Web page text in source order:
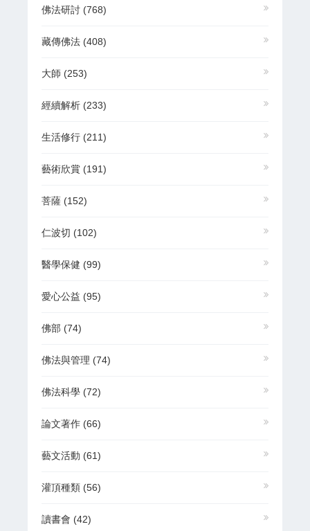
佛法研討 (768)
藏傳佛法 (408)
大師 (253)
經續解析 (233)
生活修行 (211)
藝術欣賞 (191)
菩薩 (152)
仁波切 (102)
醫學保健 (99)
愛心公益 (95)
佛部 (74)
佛法與管理 (74)
佛法科學 (72)
論文著作 (66)
藝文活動 (61)
灌頂種類 (56)
讀書會 (42)